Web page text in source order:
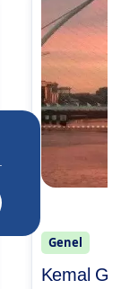
Genel
Kemal